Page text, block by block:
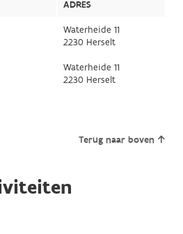
ADRES
Waterheide 11
2230 Herselt
Waterheide 11
2230 Herselt
Terug naar boven